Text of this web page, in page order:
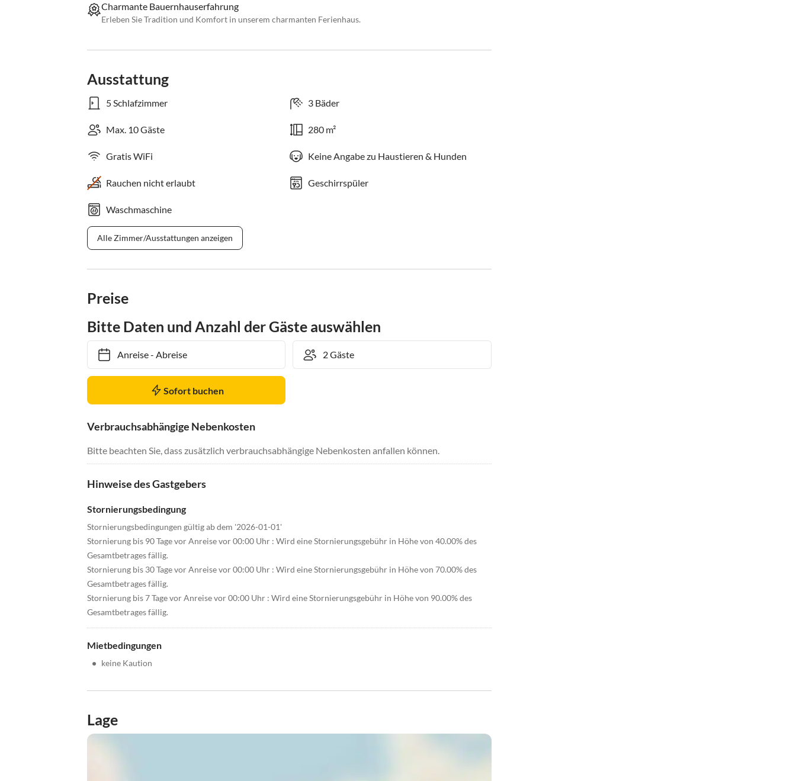
Charmante Bauernhauserfahrung
Erleben Sie Tradition und Komfort in unserem charmanten Ferienhaus.
Ausstattung
5 Schlafzimmer 3 Bäder
Max. 10 Gäste 280 m²
Gratis WiFi Keine Angabe zu Haustieren & Hunden
Rauchen nicht erlaubt Geschirrspüler
Waschmaschine
Alle Zimmer/Ausstattungen anzeigen
Preise
Bitte Daten und Anzahl der Gäste auswählen
Anreise- Abreise
Sofort buchen
Verbrauchsabhängige Nebenkosten
Bitte beachten Sie, dass zusätzlich verbrauchsabhängige Nebenkosten anfallen können.
Hinweise des Gastgebers
Stornierungsbedingung
Stornierungsbedingungen gültig ab dem '2026-01-01'
Stornierung bis 90 Tage vor Anreise vor 00:00 Uhr : Wird eine Stornierungsgebühr in Höhe von 40.00% des
Gesamtbetrages fällig.
Stornierung bis 30 Tage vor Anreise vor 00:00 Uhr : Wird eine Stornierungsgebühr in Höhe von 70.00% des
Gesamtbetrages fällig.
Stornierung bis 7 Tage vor Anreise vor 00:00 Uhr : Wird eine Stornierungsgebühr in Höhe von 90.00% des
Gesamtbetrages fällig.
Mietbedingungen
• keine Kaution
Lage